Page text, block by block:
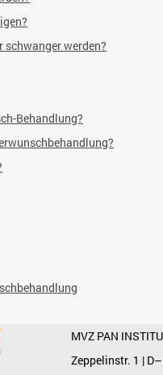
schwanger werden?
Behandlung?
MVZ PAN
Zeppelinstr. 1 |